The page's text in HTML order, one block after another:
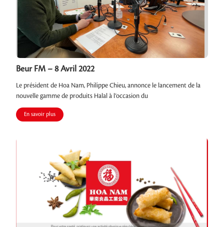
Beur FM – 8 Avril 2022
Le président de Hoa Nam, Philippe Chieu, annonce le lancement de la
nouvelle gamme de produits Halal à l’occasion du
En savoir plus